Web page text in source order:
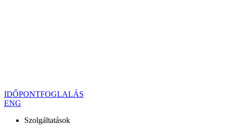
IDŐPONTFOGLALÁS
ENG
Szolgáltatások